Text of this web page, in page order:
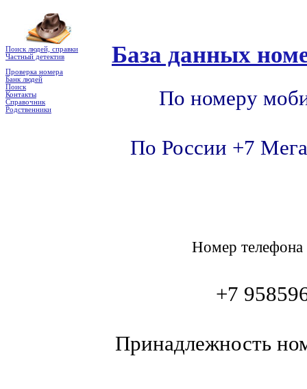
Поиск людей, справки
Частный детектив
Проверка номера
Банк людей
Поиск
Контакты
Справочник
Родственники
База данных
По номеру
По России +7
Номер
+7
Принадлежность